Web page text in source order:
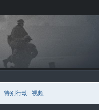
特别行动 视频